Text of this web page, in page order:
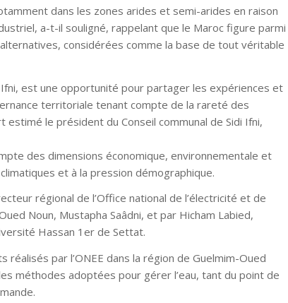
dans les zones arides et semi-arides en raison
a-t-il souligné, rappelant que le Maroc figure parmi
considérées comme la base de tout véritable
est une opportunité pour partager les expériences et
territoriale tenant compte de la rareté des
le président du Conseil communal de Sidi Ifni,
des dimensions économique, environnementale et
et à la pression démographique.
régional de l’Office national de l’électricité et de
Noun, Mustapha Saâdni, et par Hicham Labied,
Hassan 1er de Settat.
par l’ONEE dans la région de Guelmim-Oued
méthodes adoptées pour gérer l’eau, tant du point de